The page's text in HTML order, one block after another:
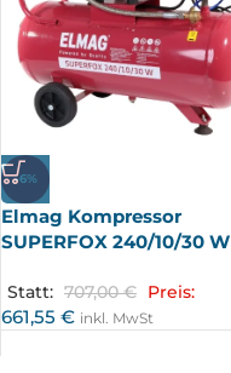
-6%
Elmag Kompressor
SUPERFOX 240/10/30 W
Statt: 707,00€ Preis:
661,55 € inkl. MwSt